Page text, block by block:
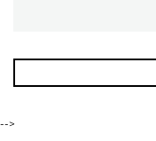
-->